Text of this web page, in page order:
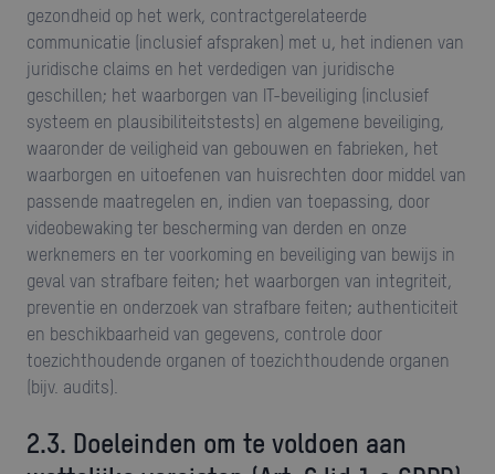
gezondheid op het werk, contractgerelateerde
communicatie (inclusief afspraken) met u, het indienen van
juridische claims en het verdedigen van juridische
geschillen; het waarborgen van IT-beveiliging (inclusief
systeem en plausibiliteitstests) en algemene beveiliging,
waaronder de veiligheid van gebouwen en fabrieken, het
waarborgen en uitoefenen van huisrechten door middel van
passende maatregelen en, indien van toepassing, door
videobewaking ter bescherming van derden en onze
werknemers en ter voorkoming en beveiliging van bewijs in
geval van strafbare feiten; het waarborgen van integriteit,
preventie en onderzoek van strafbare feiten; authenticiteit
en beschikbaarheid van gegevens, controle door
toezichthoudende organen of toezichthoudende organen
(bijv. audits).
2.3. Doeleinden om te voldoen aan